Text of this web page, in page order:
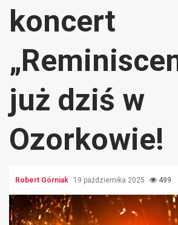
koncert
już dziś w
Ozorkowie!
Robert Górniak 19 października 2025 499